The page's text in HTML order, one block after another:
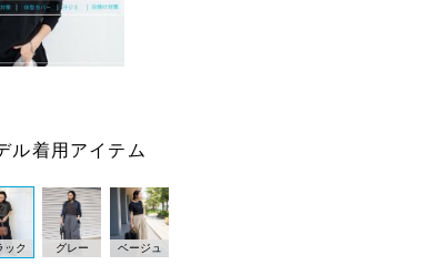
ル着用アイテム
ック グレー ベージュ